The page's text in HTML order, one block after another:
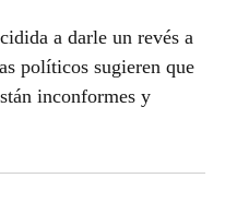
a darle un revés a
políticos sugieren que
inconformes y